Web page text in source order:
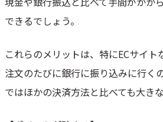
できるでしょう。
これらのメリットは、特にECサイト
注文のたびに銀行に振り込みに行く
ではほかの決済方法と比べても大き